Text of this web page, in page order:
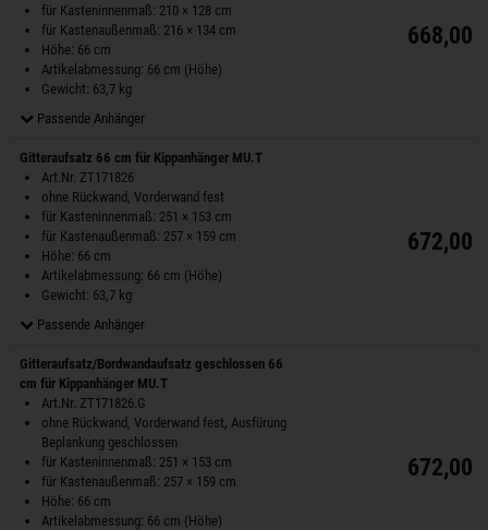
für Kasteninnenmaß: 210 × 128 cm
für Kastenaußenmaß: 216 × 134 cm
Höhe: 66 cm
Artikelabmessung: 66 cm (Höhe)
Gewicht: 63,7 kg
Passende Anhänger
668,00
Gitteraufsatz 66 cm für Kippanhänger MU.T
Art.Nr. ZT171826
ohne Rückwand, Vorderwand fest
für Kasteninnenmaß: 251 × 153 cm
für Kastenaußenmaß: 257 × 159 cm
Höhe: 66 cm
Artikelabmessung: 66 cm (Höhe)
Gewicht: 63,7 kg
Passende Anhänger
672,00
Gitteraufsatz/Bordwandaufsatz geschlossen 66
cm für Kippanhänger MU.T
Art.Nr. ZT171826.G
ohne Rückwand, Vorderwand fest, Ausfürung
Beplankung geschlossen
für Kasteninnenmaß: 251 × 153 cm
für Kastenaußenmaß: 257 × 159 cm
Höhe: 66 cm
Artikelabmessung: 66 cm (Höhe)
672,00